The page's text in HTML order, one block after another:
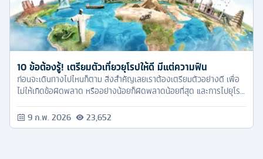
10 ข้อต้องรู้! เตรียมตัวเที่ยวยุโรปให้ดี มีแต่ความฟิน
ก่อนจะเดินทางไปไหนก็ตาม สิ่งสำคัญเลยเราต้องเตรียมตัวอย่างดี เพื่อ
ไม่ให้เกิดข้อผิดพลาด หรืออย่างน้อยก็ผิดพลาดน้อยที่สุด และการไปยุโรป
เพราะเป็นการเดินทางไกล ไปต่างถิ่นต่างที่อย่างแท้จริง หลายๆ อย่างก็
ต้องมีการปรับตัวกันมากกว่าไปประเทศใกล้ๆ อย่างประเทศในแถบเอเชีย
9 ก.พ. 2026 23,652